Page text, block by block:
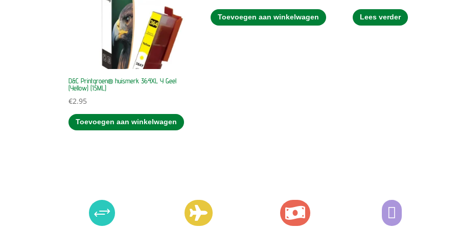
D&C Printgroen® huismerk 364XL Y Geel
(Yellow) (15ML)
€2.95
Toevoegen aan winkelwagen
Toevoegen aan winkelwagen Lees verder
+   